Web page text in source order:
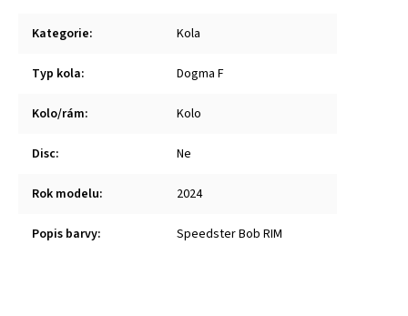
Kategorie: Kola
Typ kola: Dogma F
Kolo/rám: Kolo
Disc: Ne
Rok modelu: 2024
Popis barvy: Speedster Bob RIM